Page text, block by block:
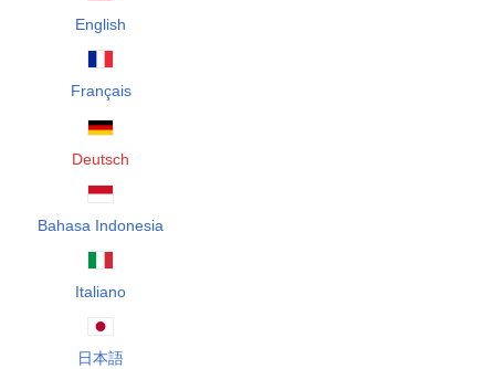
English
Français
Deutsch
Bahasa Indonesia
Italiano
日本語